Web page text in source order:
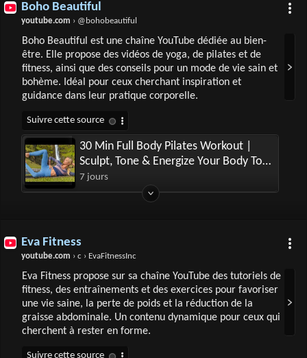
Boho Beautiful
youtube.com › @bohobeautiful
Boho Beautiful est une chaîne YouTube dédiée au bien-
être. Elle propose des vidéos de yoga, de pilates et de
fitness, ainsi que des conseils pour un mode de vie sain et
bohème. Idéal pour ceux cherchant inspiration et
guidance dans leur pratique corporelle.
30 Min Full Body Pilates Workout |
Sculpt, Tone & Energize Your Body To
Feel Amazing
7 jours
Eva Fitness
youtube.com › c › EvaFitnessInc
Eva Fitness propose sur sa chaîne YouTube des tutoriels de
fitness, des entraînements et des exercices pour favoriser
une vie saine, la perte de poids et la réduction de la
graisse abdominale. Un contenu dynamique pour ceux qui
cherchent à rester en forme.